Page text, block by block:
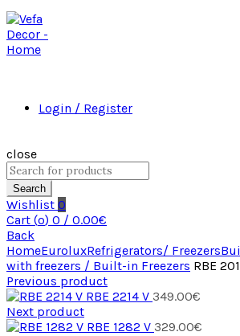
Login / Register
close
Search
Wishlist 0
Cart (o) 0 / 0.00€
Back
HomeEuroluxRefrigerators/ Freezers
with freezers / Built-in Freezers RBE
Previous product
RBE 2214 V 349.00€
Next product
RBE 1282 V 329.00€